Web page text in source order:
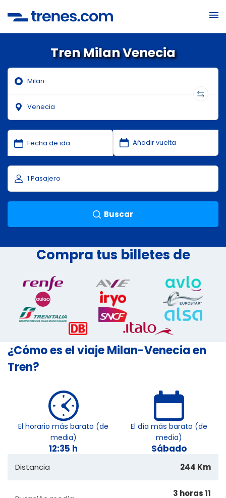
Tren Milan Venecia
Buscar
Compra tus billetes de
¿Cómo es el viaje Milan-Venecia en
Tren?
El horario más barato (de
media)
12:35 h
El día más barato (de
media)
Sábado
Distancia 244 Km
3 horas 11